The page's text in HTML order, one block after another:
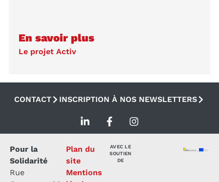
En savoir plus
Le projet Activ
CONTACT INSCRIPTION À NOS NEWSLETTERS
Pour la
Solidarité
Rue
AVEC LE
SOUTIEN
DE
Plan du
site
Mentions